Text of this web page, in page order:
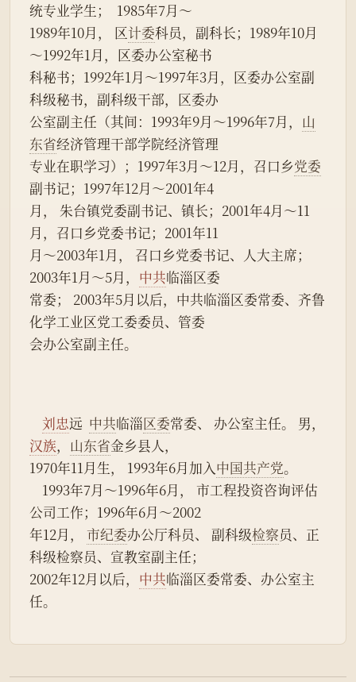
统专业学生；  1985年7月～
1989年10月， 区计委科员，副科长；1989年10月
～1992年1月，区委办公室秘书
科秘书；1992年1月～1997年3月，区委办公室副
科级秘书，副科级干部，区委办
公室副主任（其间：1993年9月～1996年7月， 山
东省经济管理干部学院经济管理
专业在职学习）；1997年3月～12月，召口乡党委
副书记；1997年12月～2001年4
月， 朱台镇党委副书记、镇长；2001年4月～11
月，召口乡党委书记；2001年11
月～2003年1月， 召口乡党委书记、人大主席；
2003年1月～5月， 中共临淄区委
常委； 2003年5月以后，中共临淄区委常委、齐鲁
化学工业区党工委委员、管委
会办公室副主任。
刘忠远 中共临淄区委常委、 办公室主任。 男，
汉族， 山东省金乡县人，
1970年11月生， 1993年6月加入中国共产党。
公司工作；1996年6月～2002
年12月， 市纪委办公厅科员、 副科级检察员、正
科级检察员、宣教室副主任；
2002年12月以后， 中共临淄区委常委、办公室主
任。